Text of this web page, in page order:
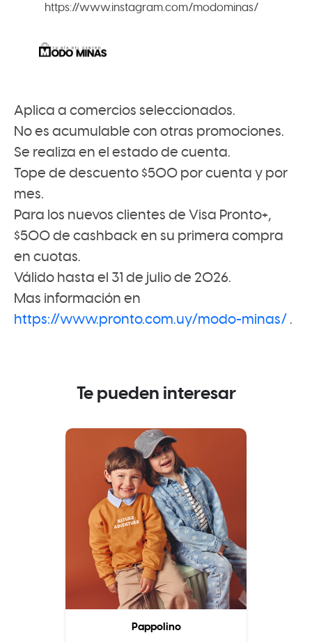
https://www.instagram.com/modominas/
Aplica a comercios seleccionados.
No es acumulable con otras promociones.
Se realiza en el estado de cuenta.
Tope de descuento $500 por cuenta y por
mes.
Para los nuevos clientes de Visa Pronto+,
$500 de cashback en su primera compra
en cuotas.
Válido hasta el 31 de julio de 2026.
Mas información en
https://www.pronto.com.uy/modo-minas/.
Te pueden interesar
Pappolino